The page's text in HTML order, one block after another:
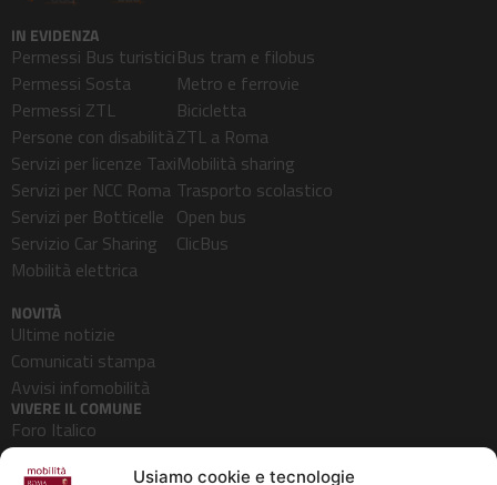
Usiamo cookie e tecnologie
IN EVIDENZA
Permessi Bus turistici
Permessi Sosta
Permessi ZTL
Persone con disabilità
Servizi per licenze Taxi
Servizi per NCC Roma
Servizi per Botticelle
Servizio Car Sharing
Mobilità elettrica
Bus tram e filobus
Metro e ferrovie
Bicicletta
ZTL a Roma
Mobilità sharing
Trasporto scolastico
Open bus
ClicBus
NOVITÀ
Ultime notizie
Comunicati stampa
Avvisi infomobilità
VIVERE IL COMUNE
Foro Italico
Pedonalizzazioni